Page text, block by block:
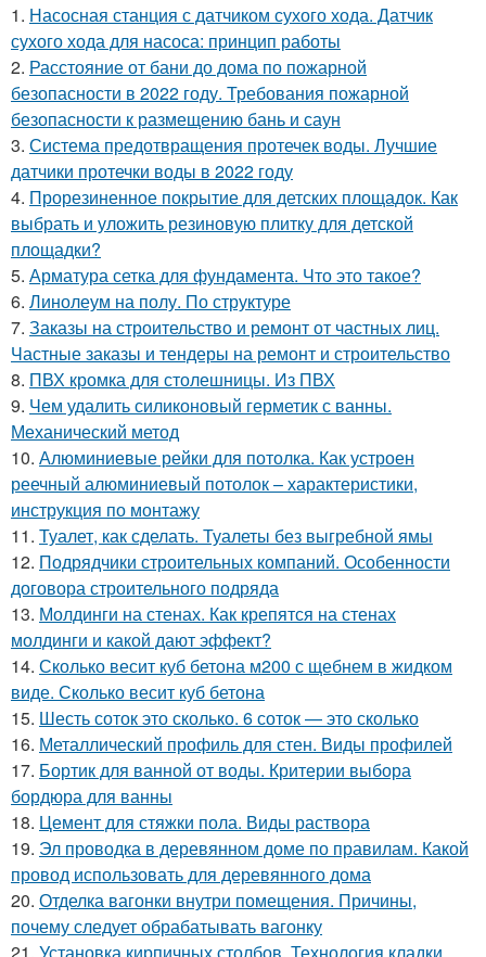
1. Насосная станция с датчиком сухого хода. Датчик
сухого хода для насоса: принцип работы
2. Расстояние от бани до дома по пожарной
безопасности в 2022 году. Требования пожарной
безопасности к размещению бань и саун
3. Система предотвращения протечек воды. Лучшие
датчики протечки воды в 2022 году
4. Прорезиненное покрытие для детских площадок. Как
выбрать и уложить резиновую плитку для детской
площадки?
5. Арматура сетка для фундамента. Что это такое?
6. Линолеум на полу. По структуре
7. Заказы на строительство и ремонт от частных лиц.
Частные заказы и тендеры на ремонт и строительство
8. ПВХ кромка для столешницы. Из ПВХ
9. Чем удалить силиконовый герметик с ванны.
Механический метод
10. Алюминиевые рейки для потолка. Как устроен
реечный алюминиевый потолок – характеристики,
инструкция по монтажу
11. Туалет, как сделать. Туалеты без выгребной ямы
12. Подрядчики строительных компаний. Особенности
договора строительного подряда
13. Молдинги на стенах. Как крепятся на стенах
молдинги и какой дают эффект?
14. Сколько весит куб бетона м200 с щебнем в жидком
виде. Сколько весит куб бетона
15. Шесть соток это сколько. 6 соток — это сколько
16. Металлический профиль для стен. Виды профилей
17. Бортик для ванной от воды. Критерии выбора
бордюра для ванны
18. Цемент для стяжки пола. Виды раствора
19. Эл проводка в деревянном доме по правилам. Какой
провод использовать для деревянного дома
20. Отделка вагонки внутри помещения. Причины,
почему следует обрабатывать вагонку
21. Установка кирпичных столбов. Технология кладки